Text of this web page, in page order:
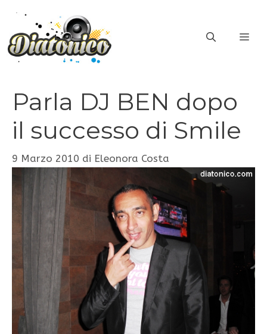
contenuto
Parla DJ BEN dopo
il successo di Smile
9 Marzo 2010 di Eleonora Costa